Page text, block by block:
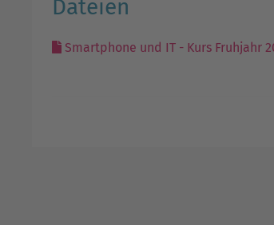
Dateien
Smartphone und IT - Kurs Fruhjahr